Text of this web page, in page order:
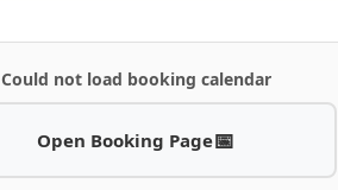
Could not load booking calendar
Open Booking Page